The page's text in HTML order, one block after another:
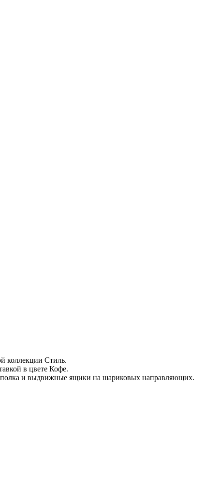
коллекции Стиль.
в цвете Кофе.
полка и выдвижные ящики на шариковых направляющих.